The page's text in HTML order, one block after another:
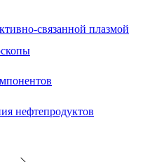
связанной плазмой
нефтепродуктов